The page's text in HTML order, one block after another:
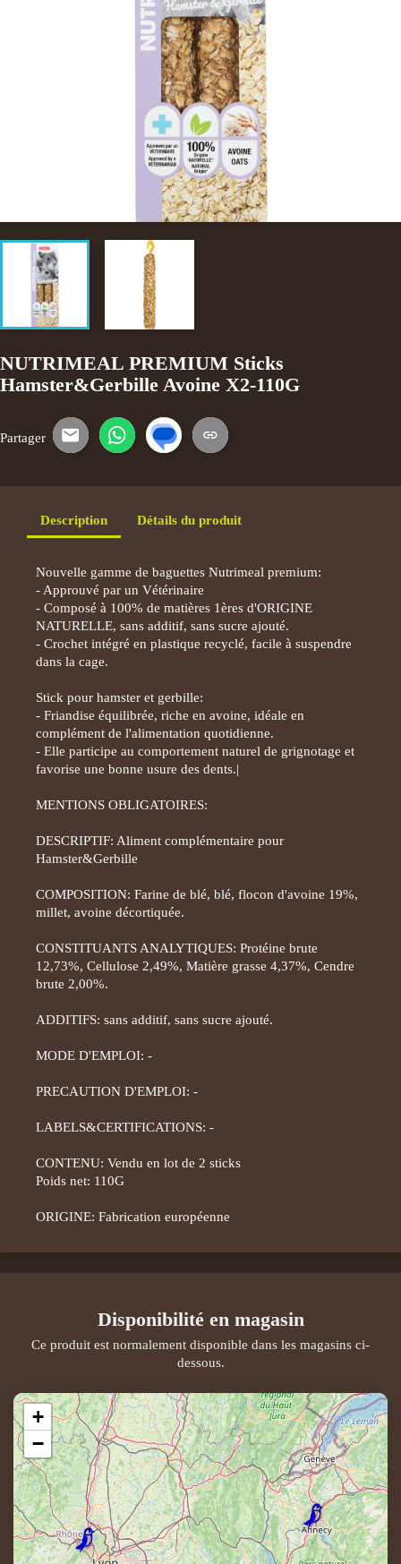
NUTRIMEAL PREMIUM Sticks
Hamster&Gerbille Avoine X2-110G
Partager E-mail WhatsApp
SMS Copier le lien
Description Détails du produit
Nouvelle gamme de baguettes Nutrimeal premium:
- Approuvé par un Vétérinaire
- Composé à 100% de matières 1ères d'ORIGINE
NATURELLE, sans additif, sans sucre ajouté.
- Crochet intégré en plastique recyclé, facile à suspendre
dans la cage.
Stick pour hamster et gerbille:
- Friandise équilibrée, riche en avoine, idéale en
complément de l'alimentation quotidienne.
- Elle participe au comportement naturel de grignotage et
favorise une bonne usure des dents.|
MENTIONS OBLIGATOIRES:
DESCRIPTIF: Aliment complémentaire pour
Hamster&Gerbille
COMPOSITION: Farine de blé, blé, flocon d'avoine 19%,
millet, avoine décortiquée.
CONSTITUANTS ANALYTIQUES: Protéine brute
12,73%, Cellulose 2,49%, Matière grasse 4,37%, Cendre
brute 2,00%.
ADDITIFS: sans additif, sans sucre ajouté.
MODE D'EMPLOI: -
PRECAUTION D'EMPLOI: -
LABELS&CERTIFICATIONS: -
CONTENU: Vendu en lot de 2 sticks
Poids net: 110G
ORIGINE: Fabrication européenne
Disponibilité en magasin
Ce produit est normalement disponible dans les magasins ci-
dessous.
+
−